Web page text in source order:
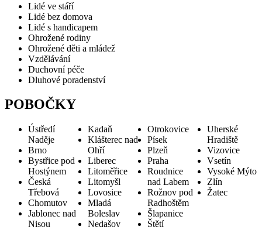
Lidé ve stáří
Lidé bez domova
Lidé s handicapem
Ohrožené rodiny
Ohrožené děti a mládež
Vzdělávání
Duchovní péče
Dluhové poradenství
POBOČKY
Ústředí
Naděje
Brno
Bystřice pod
Hostýnem
Česká
Třebová
Chomutov
Jablonec nad
Nisou
Kadaň
Klášterec nad
Ohří
Liberec
Litoměřice
Litomyšl
Lovosice
Mladá
Boleslav
Nedašov
Otrokovice
Písek
Plzeň
Praha
Roudnice
nad Labem
Rožnov pod
Radhoštěm
Šlapanice
Štětí
Uherské
Hradiště
Vizovice
Vsetín
Vysoké Mýto
Zlín
Žatec